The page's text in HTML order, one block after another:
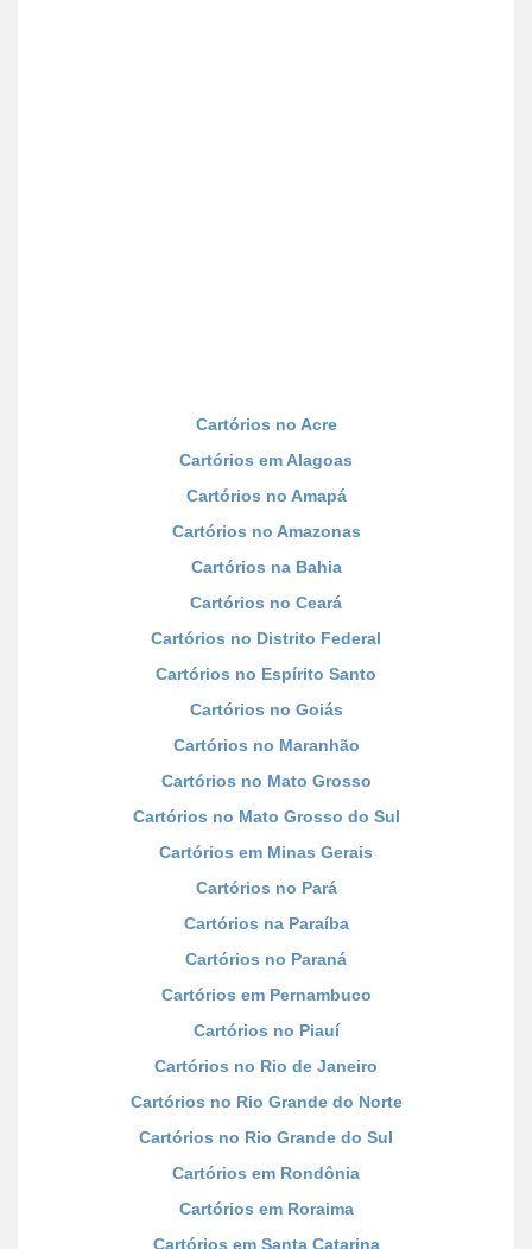
Cartórios no Acre
Cartórios em Alagoas
Cartórios no Amapá
Cartórios no Amazonas
Cartórios na Bahia
Cartórios no Ceará
Cartórios no Distrito Federal
Cartórios no Espírito Santo
Cartórios no Goiás
Cartórios no Maranhão
Cartórios no Mato Grosso
Cartórios no Mato Grosso do Sul
Cartórios em Minas Gerais
Cartórios no Pará
Cartórios na Paraíba
Cartórios no Paraná
Cartórios em Pernambuco
Cartórios no Piauí
Cartórios no Rio de Janeiro
Cartórios no Rio Grande do Norte
Cartórios no Rio Grande do Sul
Cartórios em Rondônia
Cartórios em Roraima
Cartórios em Santa Catarina